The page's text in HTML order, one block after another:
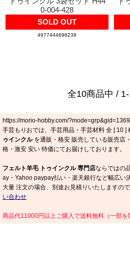
0-004-428
SOLD OUT
4977444698239
全10商品中 /
https://morio-hobby.com/
手芸もりおでは、手芸用品・手芸材料 全 [ 10 ]
ゥインクルを通販・格安 販売している販売店
格・激安 安い 特価にてお届けしております。
フェルト羊毛 トゥインクル 専門店ならではの
ay・Yahoo paypay払い・楽天銀行など幅広い
大量 注文の場合、別途お見積りいたしますの
い合わせ
商品代11000円以上ご購入で送料無料（一部を